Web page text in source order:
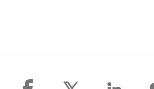
facebook